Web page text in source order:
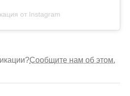
от Instagram
Сообщите нам об этом.